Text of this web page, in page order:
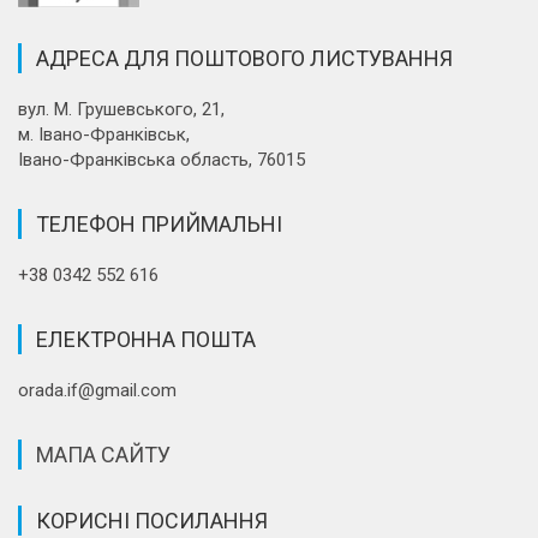
АДРЕСА ДЛЯ ПОШТОВОГО ЛИСТУВАННЯ
вул. М. Грушевського, 21,
м. Івано-Франківськ,
Івано-Франківська область, 76015
ТЕЛЕФОН ПРИЙМАЛЬНІ
+38 0342 552 616
ЕЛЕКТРОННА ПОШТА
orada.if@gmail.com
МАПА САЙТУ
КОРИСНІ ПОСИЛАННЯ